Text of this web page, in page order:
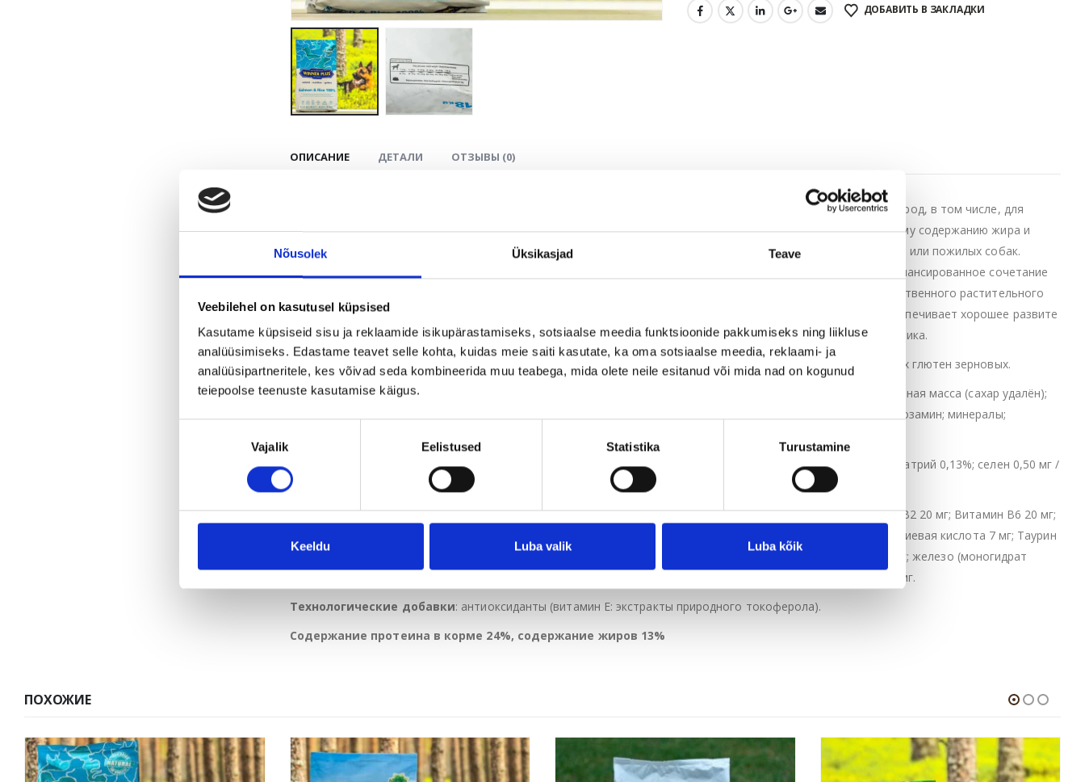
Nõusolek Üksikasjad Teave
Veebilehel on kasutusel küpsised
Kasutame küpsiseid sisu ja reklaamide isikupärastamiseks, sotsiaalse meedia funktsioonide pakkumiseks ning liikluse
analüüsimiseks. Edastame teavet selle kohta, kuidas meie saiti kasutate, ka oma sotsiaalse meedia, reklaami- ja
analüüsipartneritele, kes võivad seda kombineerida muu teabega, mida olete neile esitanud või mida nad on kogunud
teiepoolse teenuste kasutamise käigus.
Vajalik Eelistused Statistika Turustamine
Keeldu Luba valik Luba kõik
ДОБАВИТЬ В ЗАКЛАДКИ
ОПИСАНИЕ ДЕТАЛИ ОТЗЫВЫ (0)
WINNER PLUS Salmon & Rice 100% – это гипоаллергенный, монопротеиновый, полноценный корм для всех пород, в том числе, для
чувствительных собак с непереносимостью мяса птицы, баранины или другого мяса. Благодаря уменьшенному содержанию жира и
протеина, корм подходит в качестве диетической еды для чувствительных к пище, имеющих избыточный вес или пожилых собак.
Лучший лосось в качестве единственного животного протеина, благодаря своему высокому качеству, и сбалансированное сочетание
жирных кислот Омега-3 и Омега-6 поддерживают здоровую кожу и блестящую шерсть. Рис, в качестве единственного растительного
протеина, обеспечивает очень хорошее переваривание. Глюкозамин из зелёных мидий Новой Зеландии обеспечивает хорошее развите
и силу связок, хрящей и суставов. Инулин стимулирует усваивание жира и поддерживает микрофлору кишечника.
Корм не содержит: ГМО, сои, искусственных красителей, ароматических или вкусовых веществ и содержащих глютен зерновых.
Состав:сушёный лосось (27%); рис (26%); коричневый рис; рисовый протеин; животный жир; сушёная свекольная масса (сахар удалён);
лососёвый жир; моно-олигосахариды (природного происхождения); пивные дрожжи; инулин; хондротин; глюкозамин; минералы;
Аналитическая композиция: 24% белка; жир 14%; клетчатка 2%; зола 5,50%; кальций 1%; фосфор 0,80%; натрий 0,13%; селен 0,50 мг /
кг; омега-3 (0,60%); омега 6 (2,10%).
Добавки (на кг):витамин А 20000 МЕ; Витамин D3 1800 МЕ; Витамин Е 200 МЕ; Витамин В1 15 мг; Витамин В2 20 мг; Витамин В6 20 мг;
Витамин В12 210 мкг; Витамин С 100 мг; Холинхлорид 575 мг; Пантотеновая кислота 50 мг; Ниацин 50 мг; Фолиевая кислота 7 мг; Таурин
1000 мг; Биотин 1000 мкг; медь (пентагидрат сульфата меди (II)) 5 мг; цинк (моногидрат сульфата цинка) 65 мг; железо (моногидрат
сульфата железа (II)) 50 мг; марганец (оксид марганца (II)) 35 мг; йод (йодат кальция) 1,50 мг; L-карнитин 300 мг.
Технологические добавки: антиоксиданты (витамин Е: экстракты природного токоферола).
Содержание протеина в корме 24%, содержание жиров 13%
ПОХОЖИЕ